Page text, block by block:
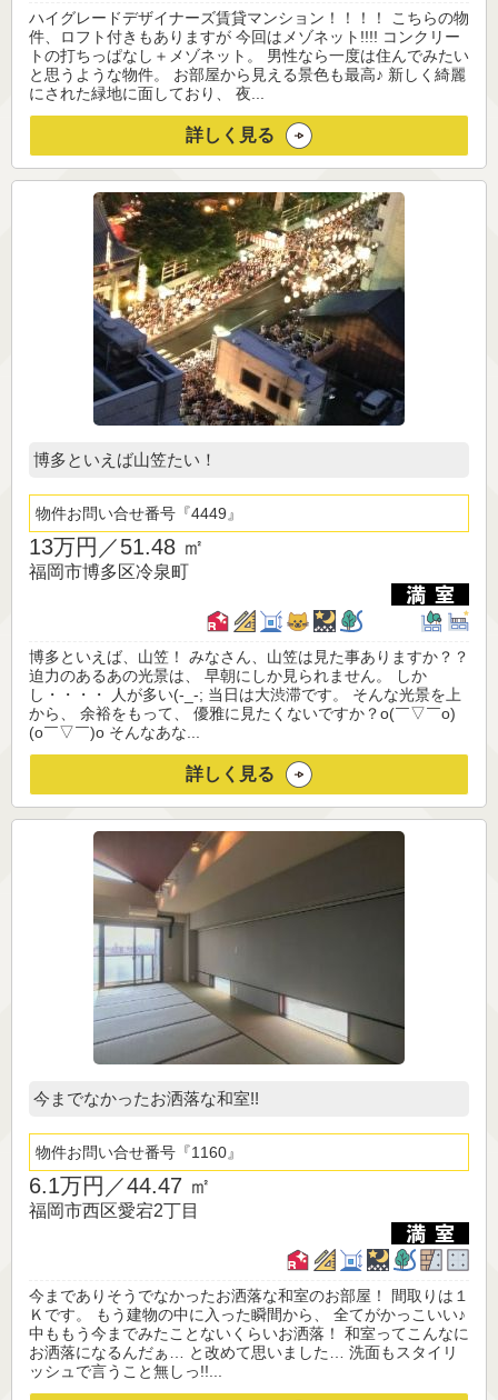
ハイグレードデザイナーズ賃貸マンション！！！！ こちらの物
件、ロフト付きもありますが 今回はメゾネット!!!! コンクリー
トの打ちっぱなし＋メゾネット。 男性なら一度は住んでみたい
と思うような物件。 お部屋から見える景色も最高♪ 新しく綺麗
にされた緑地に面しており、 夜...
詳しく見る
博多といえば山笠たい！
物件お問い合せ番号 4449
13万円／51.48 ㎡
福岡市博多区冷泉町
博多といえば、山笠！ みなさん、山笠は見た事ありますか？？
迫力のあるあの光景は、 早朝にしか見られません。 しか
し・・・・ 人が多い(-_-; 当日は大渋滞です。 そんな光景を上
から、 余裕をもって、 優雅に見たくないですか？o(￣▽￣o)
(o￣▽￣)o そんなあな...
詳しく見る
今までなかったお洒落な和室!!
物件お問い合せ番号 1160
6.1万円／44.47 ㎡
福岡市西区愛宕2丁目
今までありそうでなかったお洒落な和室のお部屋！ 間取りは１
Ｋです。 もう建物の中に入った瞬間から、 全てがかっこいい♪
中ももう今までみたことないくらいお洒落！ 和室ってこんなに
お洒落になるんだぁ… と改めて思いました… 洗面もスタイリ
ッシュで言うこと無しっ!!...